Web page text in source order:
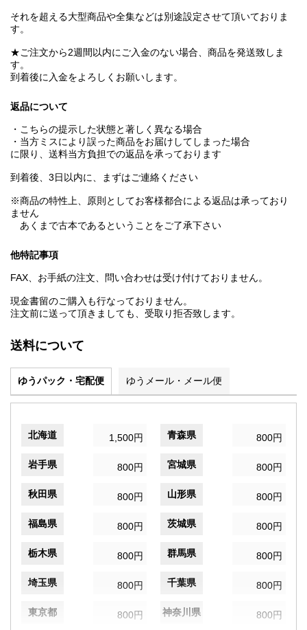
それを超える大型商品や全集などは別途設定させて頂いておりま
す。
★ご注文から2週間以内にご入金のない場合、商品を発送致しま
す。
到着後に入金をよろしくお願いします。
返品について
・こちらの提示した状態と著しく異なる場合
・当方ミスにより誤った商品をお届けしてしまった場合
に限り、送料当方負担での返品を承っております
到着後、3日以内に、まずはご連絡ください
※商品の特性上、原則としてお客様都合による返品は承っており
ません
あくまで古本であるということをご了承下さい
他特記事項
FAX、お手紙の注文、問い合わせは受け付けておりません。
現金書留のご購入も行なっておりません。
注文前に送って頂きましても、受取り拒否致します。
送料について
ゆうパック・宅配便 ゆうメール・メール便
北海道 1,500円 青森県 800円
岩手県 800円 宮城県 800円
秋田県 800円 山形県 800円
福島県 800円 茨城県 800円
栃木県 800円 群馬県 800円
埼玉県 800円 千葉県 800円
東京都 800円 神奈川県 800円